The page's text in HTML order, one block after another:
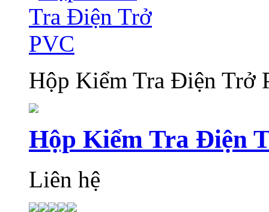
Hộp Kiểm Tra Điện Trở
Hộp Kiểm Tra Điện
Liên hệ